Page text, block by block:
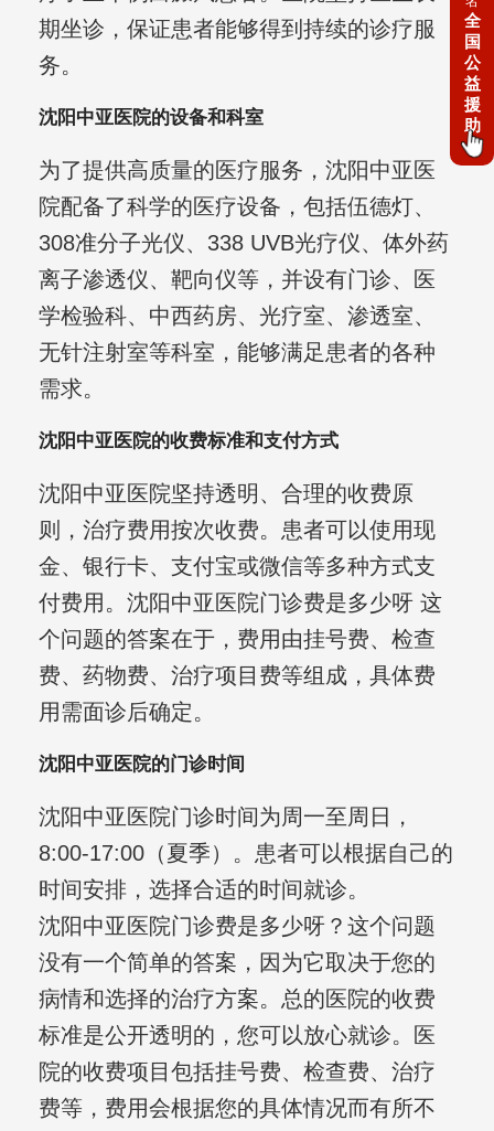
期坐诊，保证患者能够得到持续的诊疗服
务。
沈阳中亚医院的设备和科室
为了提供高质量的医疗服务，沈阳中亚医
院配备了科学的医疗设备，包括伍德灯、
308准分子光仪、338 UVB光疗仪、体外药
离子渗透仪、靶向仪等，并设有门诊、医
学检验科、中西药房、光疗室、渗透室、
无针注射室等科室，能够满足患者的各种
需求。
沈阳中亚医院的收费标准和支付方式
沈阳中亚医院坚持透明、合理的收费原
则，治疗费用按次收费。患者可以使用现
金、银行卡、支付宝或微信等多种方式支
付费用。沈阳中亚医院门诊费是多少呀 这
个问题的答案在于，费用由挂号费、检查
费、药物费、治疗项目费等组成，具体费
用需面诊后确定。
沈阳中亚医院的门诊时间
沈阳中亚医院门诊时间为周一至周日，
8:00-17:00（夏季）。患者可以根据自己的
时间安排，选择合适的时间就诊。
沈阳中亚医院门诊费是多少呀？这个问题
没有一个简单的答案，因为它取决于您的
病情和选择的治疗方案。总的医院的收费
标准是公开透明的，您可以放心就诊。医
院的收费项目包括挂号费、检查费、治疗
费等，费用会根据您的具体情况而有所不
全
国
公
益
援
助